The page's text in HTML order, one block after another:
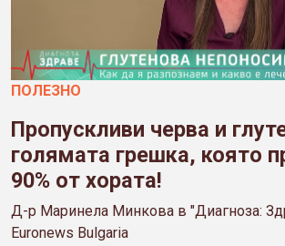
ПОЛЕЗНO
Пропускливи черва и
голямата грешка, която
90% от хората!
Д-р Маринела Минкова в "Диагноза:
Euronews Bulgaria